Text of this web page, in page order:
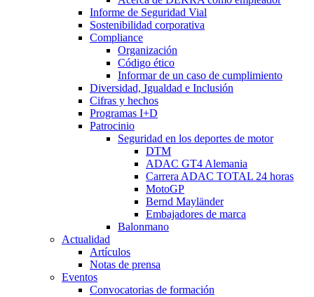
Informe de Seguridad Vial
Sostenibilidad corporativa
Compliance
Organización
Código ético
Informar de un caso de cumplimiento
Diversidad, Igualdad e Inclusión
Cifras y hechos
Programas I+D
Patrocinio
Seguridad en los deportes de motor
DTM
ADAC GT4 Alemania
Carrera ADAC TOTAL 24 horas
MotoGP
Bernd Mayländer
Embajadores de marca
Balonmano
Actualidad
Artículos
Notas de prensa
Eventos
Convocatorias de formación